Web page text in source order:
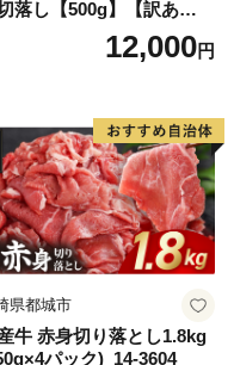
落し【500g】【訳あり】
12,000円
県都城市
牛 赤身切り落とし1.8kg
パック)_14-3604